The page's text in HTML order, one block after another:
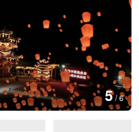
图集
上海：七彩稻田
6/6